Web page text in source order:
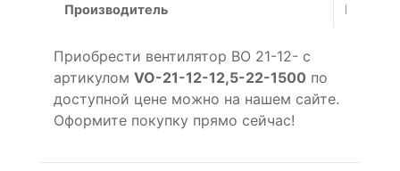
Производитель Россия
Приобрести вентилятор ВО 21-12- с
артикулом VO-21-12-12,5-22-1500 по
доступной цене можно на нашем сайте.
Оформите покупку прямо сейчас!